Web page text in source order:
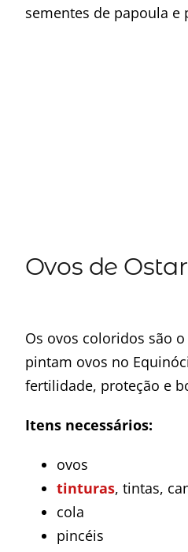
sementes de papoula e
Ovos de
Os ovos coloridos são
pintam ovos no
fertilidade, proteção e
Itens necessários:
ovos
tinturas, tintas,
cola
pincéis